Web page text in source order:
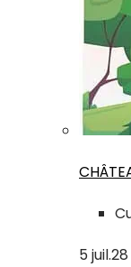
5 juil.28